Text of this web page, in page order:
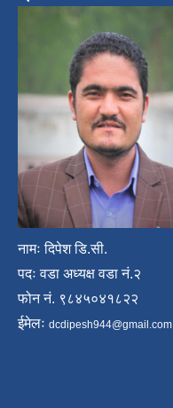
नामः दिपेश डि.सी.
पदः वडा अध्यक्ष वडा नं.२
फोन नं. ९८४५०४१८२२
ईमेलः dcdipesh944@gmail.com